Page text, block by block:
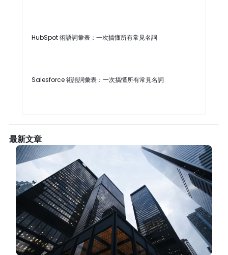
HubSpot 術語詞彙表：一次搞懂所有常見名詞
Salesforce 術語詞彙表：一次搞懂所有常見名詞
最新文章